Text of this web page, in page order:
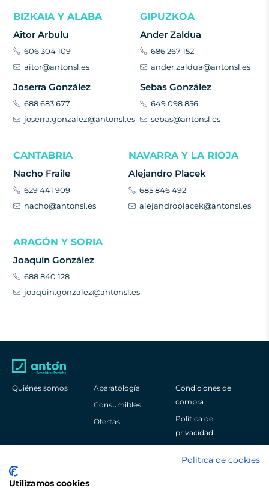
BIZKAIA Y ALABA
Aitor Arbulu
606 304 109
aitor@antonsl.es
Joserra González
688 683 677
joserra.gonzalez@antonsl.es
GIPUZKOA
Ander Zaldua
686 267 152
ander.zaldua@antonsl.es
Sebas González
649 098 856
sebas@antonsl.es
CANTABRIA
Nacho Fraile
629 441 909
nacho@antonsl.es
NAVARRA Y LA RIOJA
Alejandro Placek
685 846 492
alejandroplacek@antonsl.es
ARAGÓN Y SORIA
Joaquín González
688 840 128
joaquin.gonzalez@antonsl.es
Quiénes somos
Aparatología
Consumibles
Ofertas
Condiciones de
compra
Política de
privacidad
Política de cookies
Utilizamos cookies